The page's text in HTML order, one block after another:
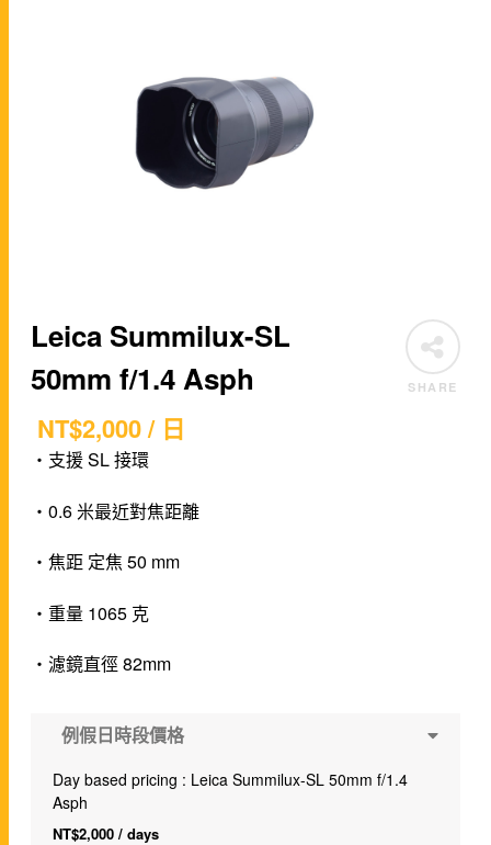
SHARE
Leica Summilux-SL
50mm f/1.4 Asph
NT$2,000/ 日
・支援 SL 接環
・0.6 米最近對焦距離
・焦距 定焦 50 mm
・重量 1065 克
・濾鏡直徑 82mm
例假日時段價格
Day based pricing : Leica Summilux-SL 50mm f/1.4
Asph
NT$2,000 / days